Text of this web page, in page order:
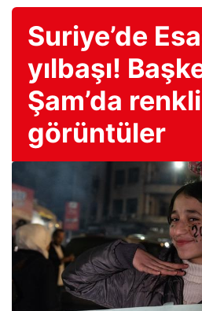
Suriye’de
yılbaşı!
Şam’da renkli
görüntüler